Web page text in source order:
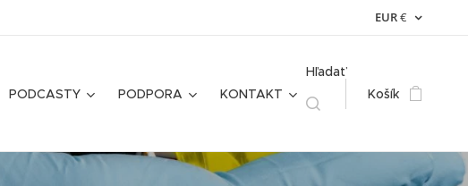
EUR€
PODCASTY PODPORA KONTAKT
Hľadať
Košík